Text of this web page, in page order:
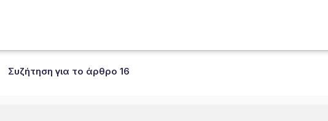
Συζήτηση για το άρθρο 16